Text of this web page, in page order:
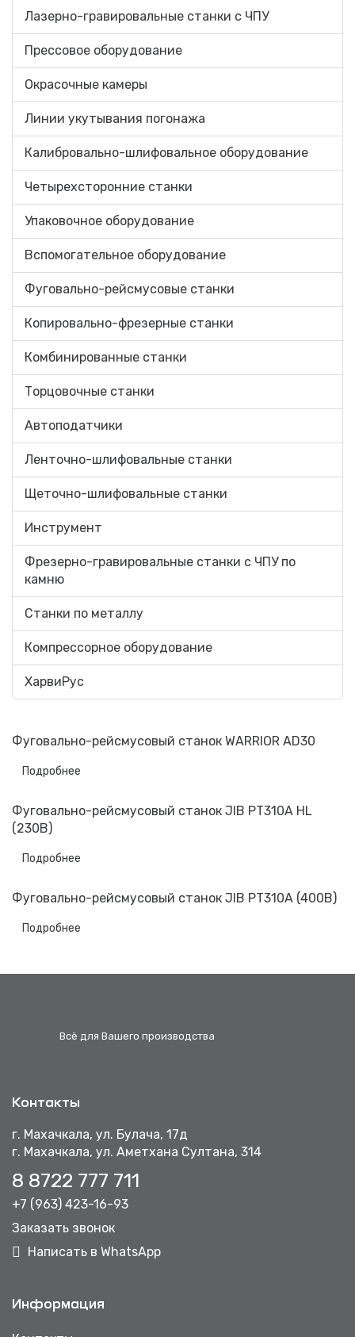
Лазерно-гравировальные станки с ЧПУ
Прессовое оборудование
Окрасочные камеры
Линии укутывания погонажа
Калибровально-шлифовальное оборудование
Четырехсторонние станки
Упаковочное оборудование
Вспомогательное оборудование
Фуговально-рейсмусовые станки
Копировально-фрезерные станки
Комбинированные станки
Торцовочные станки
Автоподатчики
Ленточно-шлифовальные станки
Щеточно-шлифовальные станки
Инструмент
Фрезерно-гравировальные станки с ЧПУ по
камню
Станки по металлу
Компрессорное оборудование
ХарвиРус
Фуговально-рейсмусовый станок WARRIOR AD30
Подробнее
Фуговально-рейсмусовый станок JIB PT310A HL
(230В)
Подробнее
Фуговально-рейсмусовый станок JIB PT310A (400В)
Подробнее
Всё для Вашего производства
Контакты
г. Махачкала, ул. Булача, 17д
г. Махачкала, ул. Аметхана Султана, 314
8 8722 777 711
+7 (963) 423-16-93
Заказать звонок
Написать в WhatsApp
Информация